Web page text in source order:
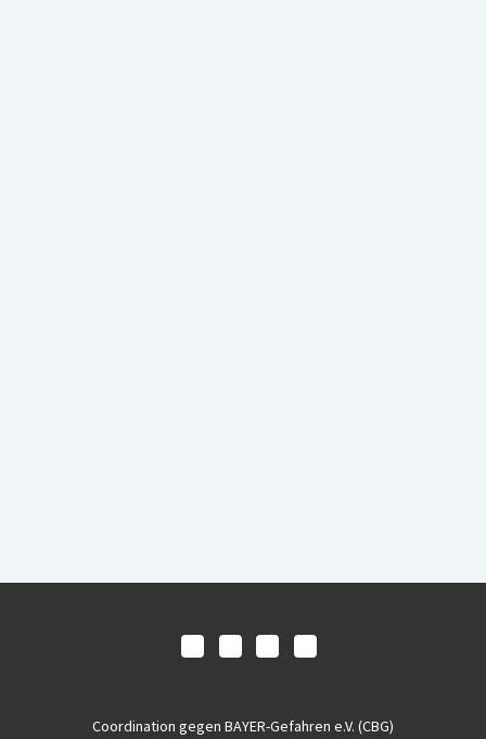
Coordination gegen BAYER-Gefahren e.V. (CBG)